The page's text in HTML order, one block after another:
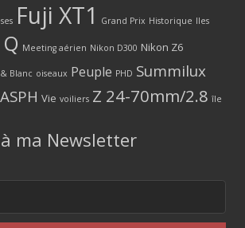
Fuji XT1 Grand Prix Historique Iles
Meeting aérien Nikon D300 Nikon Z6
Blanc oiseaux Peuple PHD Summilux
Vie voiliers Z 24-70mm/2.8 île
ma Newsletter